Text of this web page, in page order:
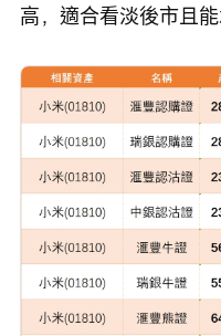
高，適合看淡後市且